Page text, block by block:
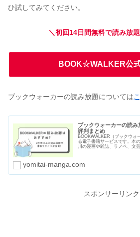
ひ試してみてください。
＼初回14日間無料で読み放
BOOK☆WALKER公
ブックウォーカーの読み放題については
ブックウォーカーの読
評判まとめ
BOOKWALKER（ブックウォ
る電子書籍サービスです。本
川の漫画や雑誌、ラノベ、文
yomitai-manga.com
スポンサーリンク